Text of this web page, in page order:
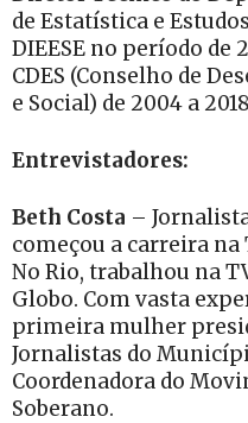
de Estatística e
DIEESE no período de
CDES (Conselho de
e Social) de 2004 a
Entrevistadores:
Beth Costa –
começou a carreira na
No Rio, trabalhou na
Globo. Com vasta
primeira mulher
Jornalistas do
Coordenadora do
Soberano.